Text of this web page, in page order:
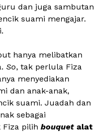
dan juga sambutan
suami mengajar.
hanya melibatkan
So, tak perlula Fiza
menyediakan
dan anak-anak,
suami. Juadah dan
sebagai
Fiza pilih bouquetalat